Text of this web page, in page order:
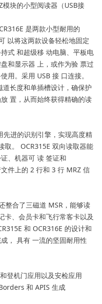
模块的小型阅读器（USB接
是两款小型耐用的
以将这两款设备轻松地固定
式 和超级移 动电脑、平板电
和显示器 上，或作为验 票过
用。采用 USB 接 口连接。
道长度和单插槽设计，确保护
置，从而始终获得精确的读
先进的识别引擎，实现高度精
取。 OCR315E 双向读取器能
、机器可 读 签证和
件上的 2 行和 3 行 MRZ 信
整合了三磁道 MSR，能够读
卡、会员卡和飞行常客卡以及
和 OCR316E 的设计和
， 具有 一流的坚固耐用性
登机门应用以及安检应用
和 APIS 生成